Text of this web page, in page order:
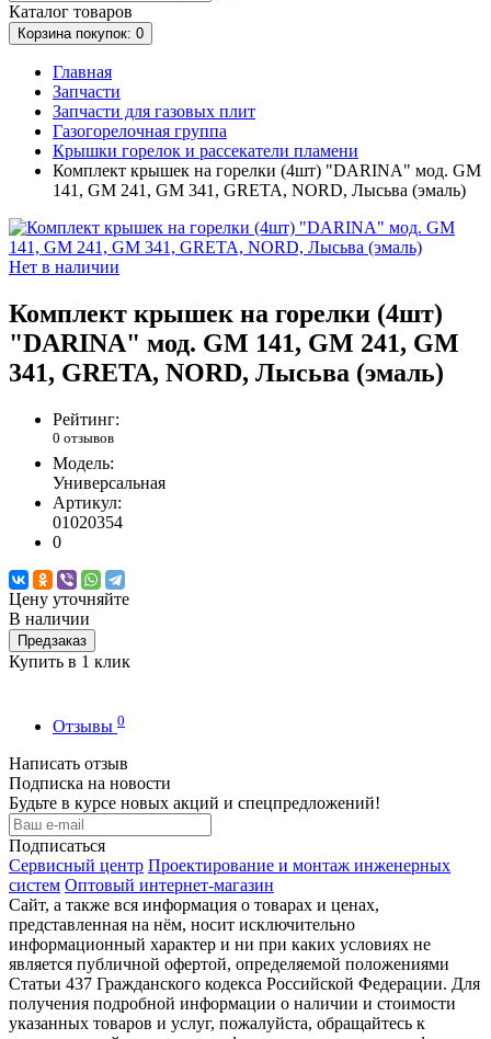
Каталог товаров
Корзинапокупок: 0
Главная
Запчасти
Запчасти для газовых плит
Газогорелочная группа
Крышки горелок и рассекатели пламени
Комплект крышек на горелки (4шт) "DARINA" мод. GM
141, GM 241, GM 341, GRETA, NORD, Лысьва (эмаль)
Нет в наличии
Комплект крышек на горелки (4шт)
"DARINA" мод. GM 141, GM 241, GM
341, GRETA, NORD, Лысьва (эмаль)
Рейтинг:
0 отзывов
Модель:
Универсальная
Артикул:
01020354
0
Цену уточняйте
В наличии
Предзаказ
Купить в 1 клик
Отзывы 0
Написать отзыв
Подписка на новости
Будьте в курсе новых акций и спецпредложений!
Подписаться
Сервисный центр Проектирование и монтаж инженерных
систем Оптовый интернет-магазин
Сайт, а также вся информация о товарах и ценах,
представленная на нём, носит исключительно
информационный характер и ни при каких условиях не
является публичной офертой, определяемой положениями
Статьи 437 Гражданского кодекса Российской Федерации. Для
получения подробной информации о наличии и стоимости
указанных товаров и услуг, пожалуйста, обращайтесь к